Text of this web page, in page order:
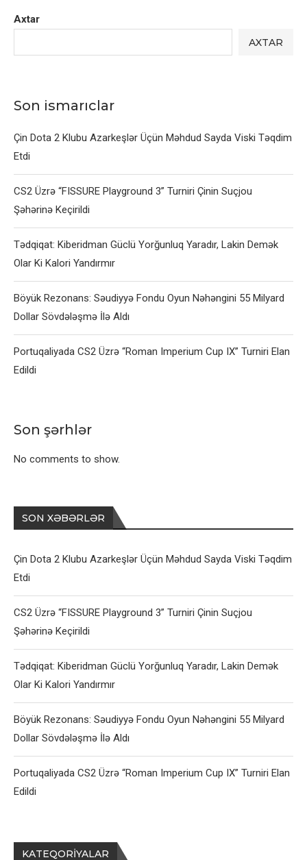
Axtar
AXTAR
Son ismarıclar
Çin Dota 2 Klubu Azarkeşlər Üçün Məhdud Sayda Viski Təqdim
Etdi
CS2 Üzrə “FISSURE Playground 3” Turniri Çinin Suçjou
Şəhərinə Keçirildi
Tədqiqat: Kiberidman Güclü Yorğunluq Yaradır, Lakin Demək
Olar Ki Kalori Yandırmır
Böyük Rezonans: Səudiyyə Fondu Oyun Nəhəngini 55 Milyard
Dollar Sövdələşmə İlə Aldı
Portuqaliyada CS2 Üzrə “Roman Imperium Cup IX” Turniri Elan
Edildi
Son şərhlər
No comments to show.
SON XƏBƏRLƏR
Çin Dota 2 Klubu Azarkeşlər Üçün Məhdud Sayda Viski Təqdim
Etdi
CS2 Üzrə “FISSURE Playground 3” Turniri Çinin Suçjou
Şəhərinə Keçirildi
Tədqiqat: Kiberidman Güclü Yorğunluq Yaradır, Lakin Demək
Olar Ki Kalori Yandırmır
Böyük Rezonans: Səudiyyə Fondu Oyun Nəhəngini 55 Milyard
Dollar Sövdələşmə İlə Aldı
Portuqaliyada CS2 Üzrə “Roman Imperium Cup IX” Turniri Elan
Edildi
KATEQORIYALAR